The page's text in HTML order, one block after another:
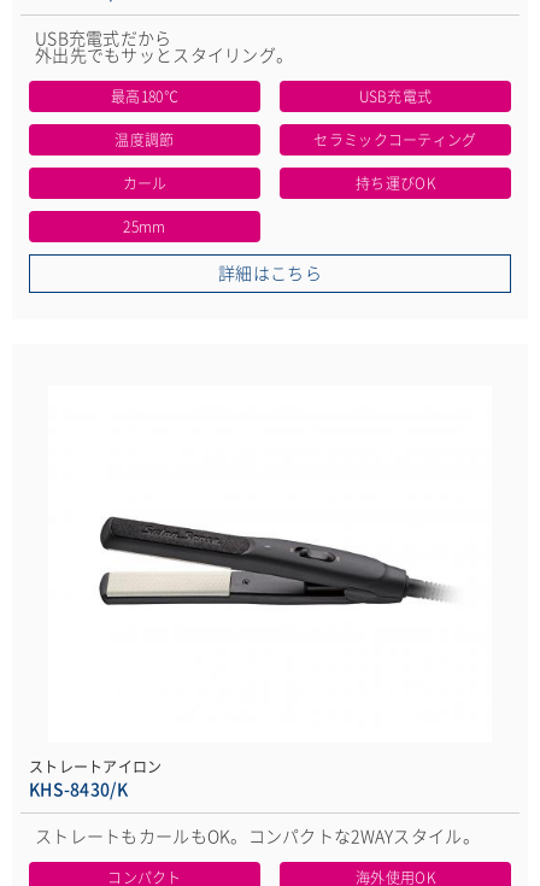
USB充電式だから
外出先でもサッとスタイリング。
最高180℃ USB充電式
温度調節 セラミックコーティング
カール 持ち運びOK
25mm
詳細はこちら
ストレートアイロン
KHS-8430/K
ストレートもカールもOK。コンパクトな2WAYスタイル。
コンパクト 海外使用OK